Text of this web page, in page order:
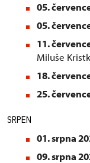
05.
05.
11.
Miluše
18.
25.
SRPEN
01. srpna
09. srpna